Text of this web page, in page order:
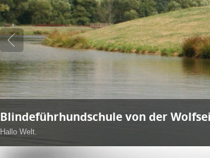
Blindenführhunde und Servicehunde
Ebenfalls bilden wir aus: